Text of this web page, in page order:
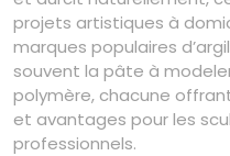
projets artistiques à
marques populaires
souvent la pâte à
polymère, chacune
et avantages pour les
professionnels.